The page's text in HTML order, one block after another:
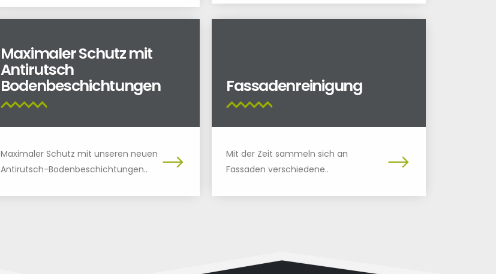
Maximaler Schutz mit
Antirutsch
Bodenbeschichtungen
Maximaler Schutz mit unseren neuen
Antirutsch-Bodenbeschichtungen..
Fassadenreinigung
Mit der Zeit sammeln sich an
Fassaden verschiedene..